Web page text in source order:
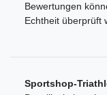
Bewertungen
Echtheit überprüft
Sportshop-